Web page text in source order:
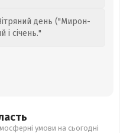
день ("Мирон-
січень."
умови на сьогодні